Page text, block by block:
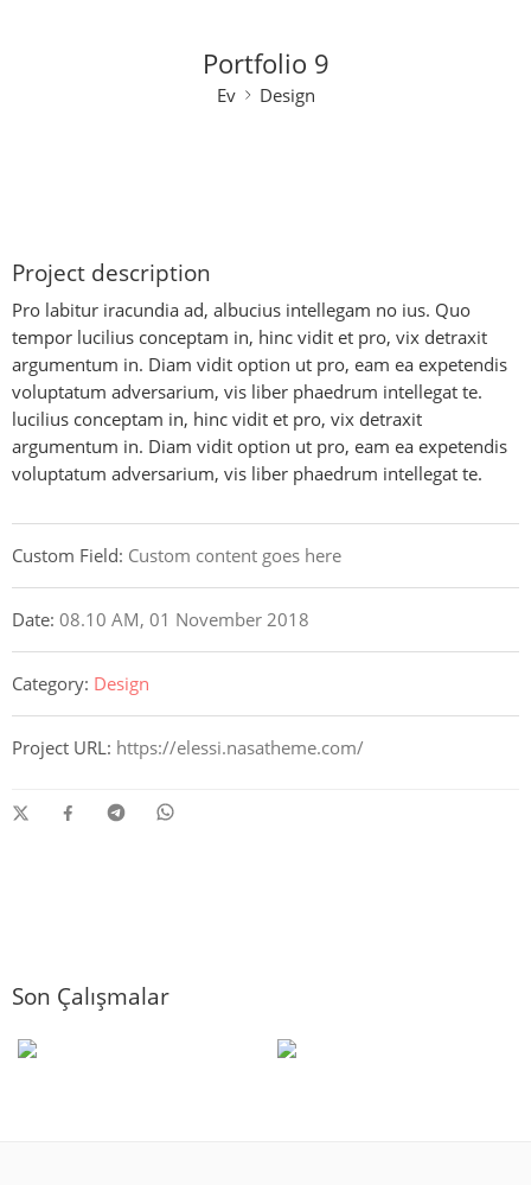
Portfolio 9
Ev Design
Project description
Pro labitur iracundia ad, albucius intellegam no ius. Quo
tempor lucilius conceptam in, hinc vidit et pro, vix detraxit
argumentum in. Diam vidit option ut pro, eam ea expetendis
voluptatum adversarium, vis liber phaedrum intellegat te.
lucilius conceptam in, hinc vidit et pro, vix detraxit
argumentum in. Diam vidit option ut pro, eam ea expetendis
voluptatum adversarium, vis liber phaedrum intellegat te.
Custom Field: Custom content goes here
Date: 08.10 AM, 01 November 2018
Category: Design
Project URL: https://elessi.nasatheme.com/
Son Çalışmalar